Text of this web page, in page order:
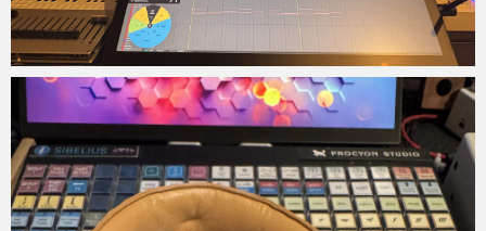
Micchan 2025年9月2日